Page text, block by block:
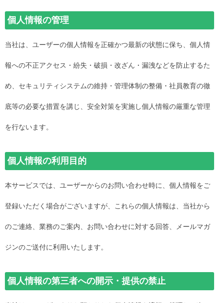
個人情報の管理
当社は、ユーザーの個人情報を正確かつ最新の状態に保ち、個人情
報への不正アクセス・紛失・破損・改ざん・漏洩などを防止するた
め、セキュリティシステムの維持・管理体制の整備・社員教育の徹
底等の必要な措置を講じ、安全対策を実施し個人情報の厳重な管理
を行ないます。
個人情報の利用目的
本サービスでは、ユーザーからのお問い合わせ時に、個人情報をご
登録いただく場合がございますが、これらの個人情報は、当社から
のご連絡、業務のご案内、お問い合わせに対する回答、メールマガ
ジンのご送付に利用いたします。
個人情報の第三者への開示・提供の禁止